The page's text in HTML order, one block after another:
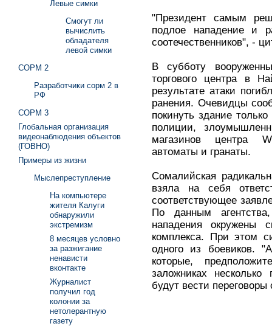
"Президент самым
подлое нападение и
соотечественников", -
В субботу
торгового центра в
результате атаки
ранения. Очевидцы
покинуть здание
полиции,
магазинов центра
автоматы и гранаты.
Сомалийская
взяла на себя
соответствующее
По данным
нападения окружены
комплекса. При этом
одного из боевиков.
которые,
заложниках несколько
будут вести
Левые симки
Смогут ли
вычислить
обладателя
левой симки
СОРМ 2
Разработчики сорм 2 в
РФ
СОРМ 3
Глобальная организация
видеонаблюдения объектов
(ГОВНО)
Примеры из жизни
Мыслепреступление
На компьютере
жителя Калуги
обнаружили
экстремизм
8 месяцев условно
за разжигание
ненависти
вконтакте
Журналист
получил год
колонии за
нетолерантную
газету